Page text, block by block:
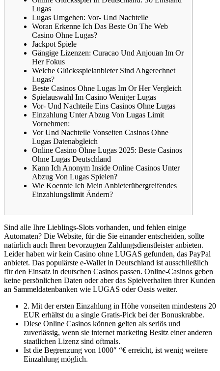
Lugas
Lugas Umgehen: Vor- Und Nachteile
Woran Erkenne Ich Das Beste On The Web
Casino Ohne Lugas?
Jackpot Spiele
Gängige Lizenzen: Curacao Und Anjouan Im Or
Her Fokus
Welche Glücksspielanbieter Sind Abgerechnet
Lugas?
Beste Casinos Ohne Lugas Im Or Her Vergleich
Spielauswahl Im Casino Weniger Lugas
Vor- Und Nachteile Eins Casinos Ohne Lugas
Einzahlung Unter Abzug Von Lugas Limit
Vornehmen:
Vor Und Nachteile Vonseiten Casinos Ohne
Lugas Datenabgleich
Online Casino Ohne Lugas 2025: Beste Casinos
Ohne Lugas Deutschland
Kann Ich Anonym Inside Online Casinos Unter
Abzug Von Lugas Spielen?
Wie Koennte Ich Mein Anbieterübergreifendes
Einzahlungslimit Ändern?
Sind alle Ihre Lieblings-Slots vorhanden, und fehlen einige
Automaten? Die Website, für die Sie einander entscheiden, sollte
natürlich auch Ihren bevorzugten Zahlungsdienstleister anbieten.
Leider haben wir kein Casino ohne LUGAS gefunden, das PayPal
anbietet. Das populärste e-Wallet in Deutschland ist ausschließlich
für den Einsatz in deutschen Casinos passen. Online-Casinos geben
keine persönlichen Daten oder aber das Spielverhalten ihrer Kunden
an Sammeldatenbanken wie LUGAS oder Oasis weiter.
2. Mit der ersten Einzahlung in Höhe vonseiten mindestens 20
EUR erhältst du a single Gratis-Pick bei der Bonuskrabbe.
Diese Online Casinos können gelten als seriös und
zuverlässig, wenn sie internet marketing Besitz einer anderen
staatlichen Lizenz sind oftmals.
Ist die Begrenzung von 1000″ “€ erreicht, ist wenig weitere
Einzahlung möglich.